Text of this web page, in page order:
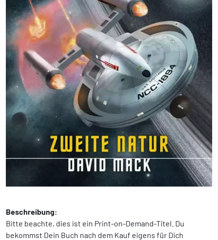
Beschreibung:
Bitte beachte, dies ist ein Print-on-Demand-Titel. Du
bekommst Dein Buch nach dem Kauf eigens für Dich